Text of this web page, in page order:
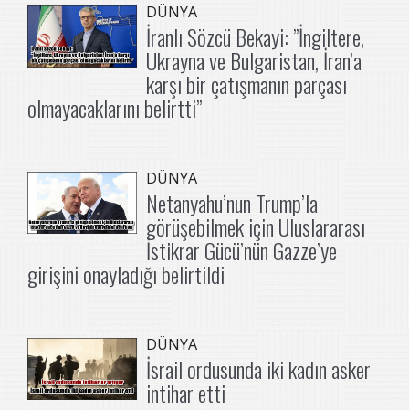
DÜNYA
İranlı Sözcü Bekayi: ”İngiltere,
Ukrayna ve Bulgaristan, İran’a
karşı bir çatışmanın parçası
olmayacaklarını belirtti”
DÜNYA
Netanyahu’nun Trump’la
görüşebilmek için Uluslararası
İstikrar Gücü’nün Gazze’ye
girişini onayladığı belirtildi
DÜNYA
İsrail ordusunda iki kadın asker
intihar etti